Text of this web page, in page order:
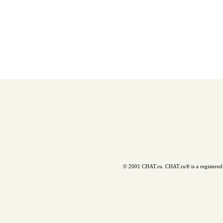
© 2001 CHAT.ru. CHAT.ru® is a